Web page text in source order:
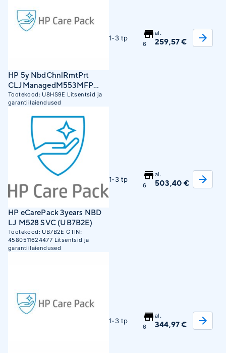
HP 5y NbdChnlRmtPrt
CLJManagedM553MFP
SVC (U8HS9E)
Tootekood: U8HS9E Litsentsid ja
garantiilaiendused
1-3 tp
6
al.
259,57 €
HP eCarePack 3years NBD
LJ M528 SVC (UB7B2E)
Tootekood: UB7B2E GTIN:
4580511624477 Litsentsid ja
garantiilaiendused
1-3 tp
6
al.
503,40 €
1-3 tp
6
al.
344,97 €